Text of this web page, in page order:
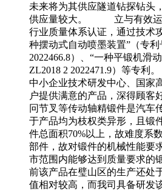
未来将为其供应隧道钻探钻头
供应量较大。 立与有效运
行业质量体系认证，通过技术
种摆动式自动喷墨装置”（专利
2022466.8）、“一种平锻机滑
ZL2018 2 2022471.9）等专利
中小企业技术研发中心、国家
户提供满意的产品，深得
冋节叉等传动轴精锻件是汽车
于产品均为枝权类异形，且锻
件总面积70%以上，故难度系
部件，故对锻件的机械性能要
市范围内能够达到质量要求的
前该产品在璧山区的生产还处
值相对较高，而我司具备研发